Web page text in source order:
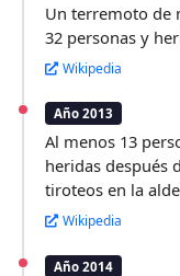
Un terremoto de
32 personas y
Wikipedia
Año 2013
Al menos 13
heridas después
tiroteos en la
Wikipedia
Año 2014